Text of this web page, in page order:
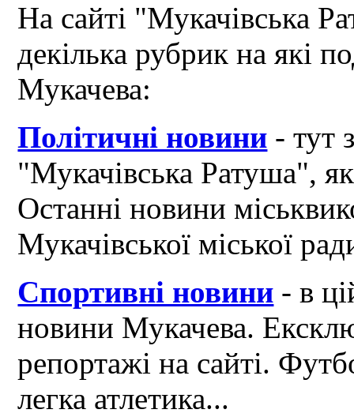
На сайті "Мукачівська
декілька рубрик на які
Мукачева:
Політичні новини - тут
"Мукачівська Ратуша",
Останні новини
Мукачівської міської
Спортивні новини - в
новини Мукачева.
репортажі на сайті.
легка атлетика...